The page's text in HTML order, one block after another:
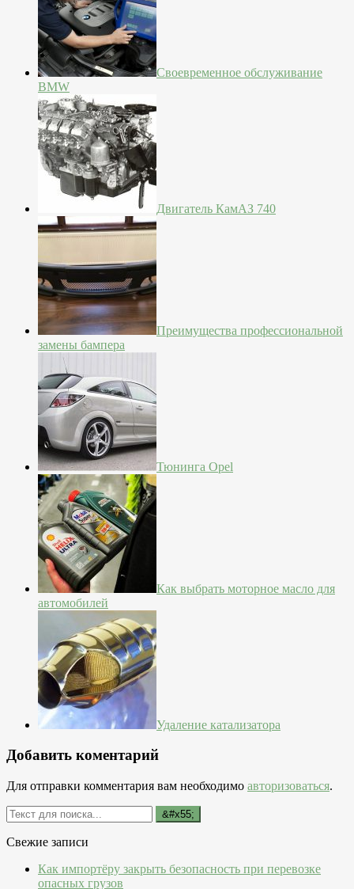
Своевременное обслуживание
BMW
Двигатель КамАЗ 740
Преимущества профессиональной
замены бампера
Тюнинга Opel
Как выбрать моторное масло для
автомобилей
Удаление катализатора
Добавить коментарий
Для отправки комментария вам необходимо авторизоваться.
Свежие записи
Как импортёру закрыть безопасность при перевозке
опасных грузов